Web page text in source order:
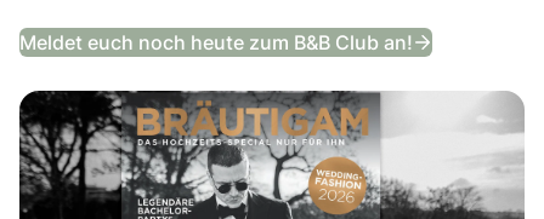
Meldet euch noch heute zum B&B Club an! Das